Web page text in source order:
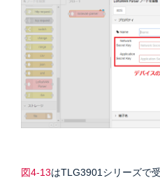
図4-13はTLG3901シリーズで